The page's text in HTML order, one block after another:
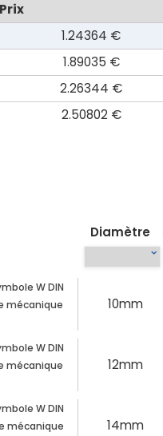
Prix
1.24364 €
1.89035 €
2.26344 €
2.50802 €
Diamètre
W DIN
mécanique
10mm
W DIN
mécanique
12mm
W DIN
mécanique
14mm